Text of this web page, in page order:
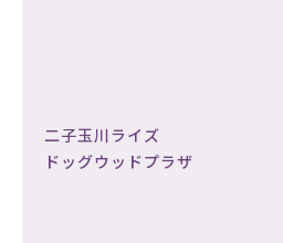
二子玉川ライズ
ドッグウッドプラザ